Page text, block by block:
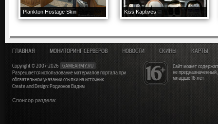
Plankton Hostage Skin Kiss Kaptives
Сайт может
не
младше 16 лет
ГЛАВНАЯ МОНИТОРИНГ СЕРВЕРОВ НОВОСТИ СКИНЫ КАРТЫ
Copyright © 2007-2026
GAMEARMY.RU
Разрешается использование материалов портала при
обязательном указании ссылки на источник
Create and Design: Родионов Вадим
Спонсор раздела: